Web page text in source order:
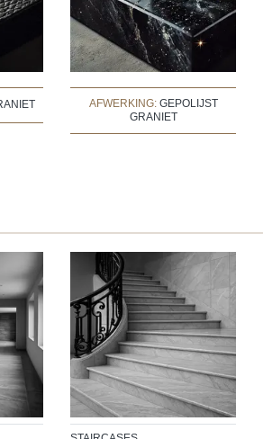
AFWERKING: GEPOLIJST
GRANIET